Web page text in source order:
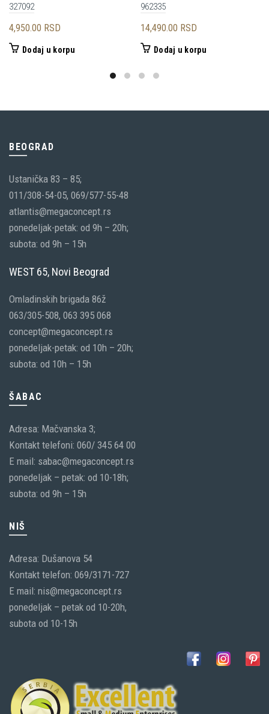
327092
4,950.00 RSD
Dodaj u korpu
962335
14,490.00 RSD
Dodaj u korpu
BEOGRAD
Ustanička 83 – 85;
011/308-54-05, 069/577-55-48
atlantis@megaconcept.rs
ponedeljak-petak: od 9h – 20h;
subota: od 9h – 15h
WEST 65, Novi Beograd
Omladinskih brigada 86ž
063/305-508, 063 395 068
concept@megaconcept.rs
ponedeljak-petak: od 10h – 20h;
subota: od 10h – 15h
ŠABAC
Adresa: Mačvanska 3;
Kontakt telefoni: 060/ 345 64 00
E mail: sabac@megaconcept.rs
ponedeljak – petak: od 10-18h;
subota: od 9h – 15h
NIŠ
Adresa: Dušanova 54
Kontakt telefon: 069/3171-727
E mail: nis@megaconcept.rs
ponedeljak – petak od 10-20h,
subota od 10-15h